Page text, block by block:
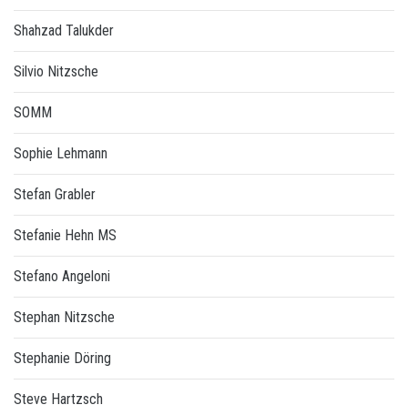
Shahzad Talukder
Silvio Nitzsche
SOMM
Sophie Lehmann
Stefan Grabler
Stefanie Hehn MS
Stefano Angeloni
Stephan Nitzsche
Stephanie Döring
Steve Hartzsch